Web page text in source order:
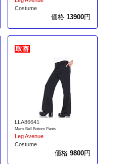
Costume
価格 13900円
LLA86641
Mens Bell Bottom Pants
Leg Avenue
Costume
価格 9800円